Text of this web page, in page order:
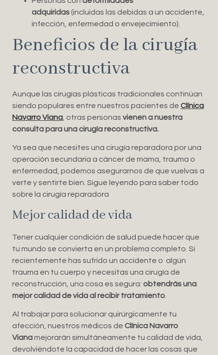
adquiridas(incluidas las debidas a un accidente,
infección, enfermedad o envejecimiento).
Beneficios de la cirugía
reconstructiva
Aunque las cirugías plásticas tradicionales continúan
siendo populares entre nuestros pacientes de Clínica
Navarro Viana , otras personas vienen a nuestra
consulta para una cirugía reconstructiva.
Ya sea que necesites una cirugía reparadora por una
operación secundaria a cáncer de mama, trauma o
enfermedad, podemos asegurarnos de que vuelvas a
verte y sentirte bien. Sigue leyendo para saber todo
sobre la cirugía reparadora
Mejor calidad de vida
Tener cualquier condición de salud puede hacer que
tu mundo se convierta en un problema completo. Si
recientemente has sufrido un accidente o algún
trauma en tu cuerpo y necesitas una cirugía de
reconstrucción, una cosa es segura: obtendrás una
mejor calidad de vida al recibir tratamiento
Al trabajar para solucionar quirúrgicamente tu
afección, nuestros médicos de Clínica Navarro
Vianamejorarán simultáneamente tu calidad de vida,
devolviéndote la capacidad de hacer las cosas que